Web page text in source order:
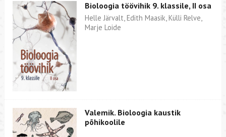
Bioloogia töövihik 9. klassile, II osa
Helle Järvalt, Edith Maasik, Külli Relve,
Marje Loide
Valemik. Bioloogia kaustik
põhikoolile